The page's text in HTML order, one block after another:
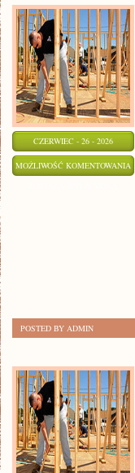
CZERWIEC - 26 - 2026
MOŻLIWOŚĆ KOMENTOWANIA
POSTED BY ADMIN